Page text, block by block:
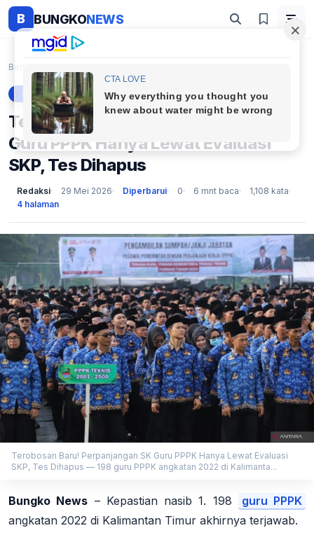
B BUNGKONEWS
Beranda
BERITA
Terobosan Baru! Perpanjangan SK
Guru PPPK Hanya Lewat Evaluasi
SKP, Tes Dihapus
Redaksi 29 Mei 2026 Diperbarui 0 6 mnt baca
1,108 kata
4 halaman
Terobosan Baru! Perpanjangan SK Guru PPPK Hanya Lewat Evaluasi
SKP, Tes Dihapus — 198 guru PPPK angkatan 2022 di Kalimanta...
Bungko News – Kepastian nasib 1. 198
guru PPPK
angkatan 2022 di Kalimantan Timur akhirnya terjawab.